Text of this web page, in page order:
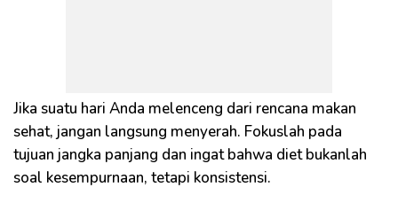
Jika suatu hari Anda melenceng dari rencana makan
sehat, jangan langsung menyerah. Fokuslah pada
tujuan jangka panjang dan ingat bahwa diet bukanlah
soal kesempurnaan, tetapi konsistensi.